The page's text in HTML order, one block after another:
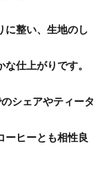
に整い、生地のし
仕上がりです。
シェアやティータ
ーヒーとも相性良